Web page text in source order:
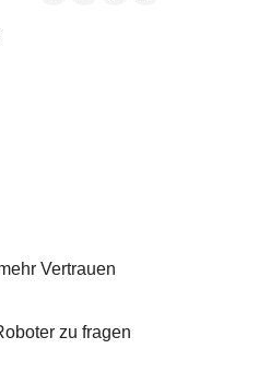
Vertrauen
zu fragen